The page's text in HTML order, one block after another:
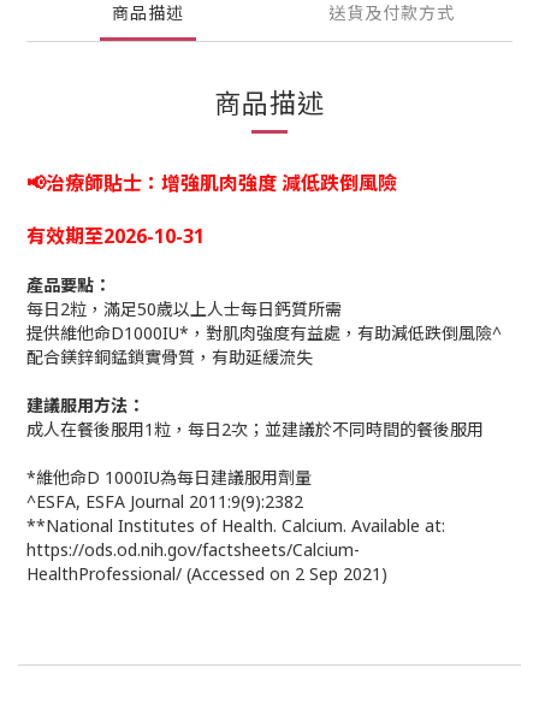
商品描述 送貨及付款方式
商品描述
📢治療師貼士： 增強肌肉強度 減低跌倒風險
有效期至2026-10-31
產品要點：
每日2粒，滿足50歲以上人士每日鈣質所需
提供維他命D1000IU*，對肌肉強度有益處，有助減低跌倒風險^
配合鎂鋅銅錳鎖實骨質，有助延緩流失
建議服用方法 ：
成人在餐後服用1粒，每日2次；並建議於不同時間的餐後服用
*維他命D 1000IU為每日建議服用劑量
^ESFA, ESFA Journal 2011:9(9):2382
**National Institutes of Health. Calcium. Available at:
https://ods.od.nih.gov/factsheets/Calcium-
HealthProfessional/ (Accessed on 2 Sep 2021)